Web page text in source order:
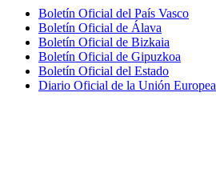
Boletín Oficial del País Vasco
Boletín Oficial de Álava
Boletín Oficial de Bizkaia
Boletín Oficial de Gipuzkoa
Boletín Oficial del Estado
Diario Oficial de la Unión Europea